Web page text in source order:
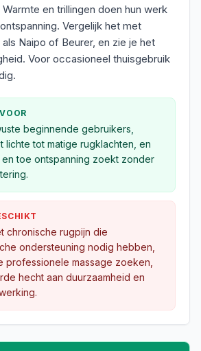
en trillingen doen hun werk
Vergelijk het met
Naipo of Beurer, en zie je het
Voor occasioneel thuisgebruik
beginnende gebruikers,
lichte tot matige rugklachten, en
en toe ontspanning zoekt zonder
chronische rugpijn die
ondersteuning nodig hebben,
professionele massage zoeken,
hecht aan duurzaamheid en